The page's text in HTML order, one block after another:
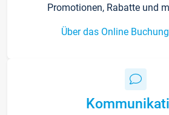
Promotionen, Rabatte und
Über das Online